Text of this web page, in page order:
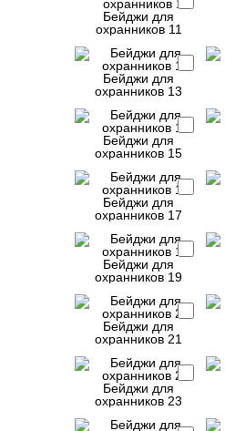
Бейджи для
охранников 11
Бейджи для
охранников 13
Бейджи для
охранников 15
Бейджи для
охранников 17
Бейджи для
охранников 19
Бейджи для
охранников 21
Бейджи для
охранников 23